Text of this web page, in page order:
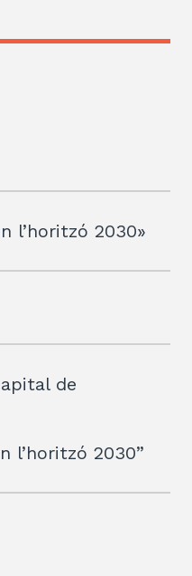
l’horitzó 2030»
de
l’horitzó 2030”